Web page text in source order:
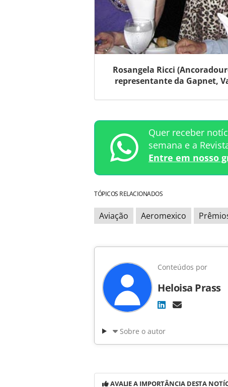
Rosangela Ricci
representante da Gapnet,
Quer receber
semana e a
Entre em nosso
TÓPICOS RELACIONADOS
Aviação Aeromexico
Conteúdos por
Heloisa Prass
Sobre o autor
AVALIE A IMPORTÂNCIA DESTA